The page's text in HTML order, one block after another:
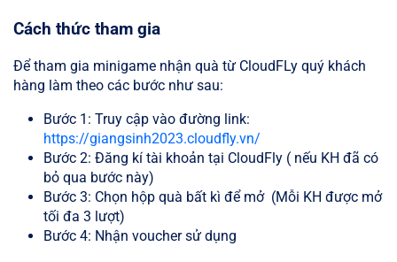
Cách thức tham gia
Để tham gia minigame nhận quà từ CloudFLy quý khách
hàng làm theo các bước như sau:
Bước 1: Truy cập vào đường link:
https://giangsinh2023.cloudfly.vn/
Bước 2: Đăng kí tài khoản tại CloudFly ( nếu KH đã có
bỏ qua bước này)
Bước 3: Chọn hộp quà bất kì để mở (Mỗi KH được mở
tối đa 3 lượt)
Bước 4: Nhận voucher sử dụng